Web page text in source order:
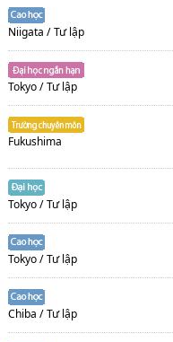
Niigata / Tư lập
Tokyo / Tư lập
Fukushima
Tokyo / Tư lập
Tokyo / Tư lập
Chiba / Tư lập